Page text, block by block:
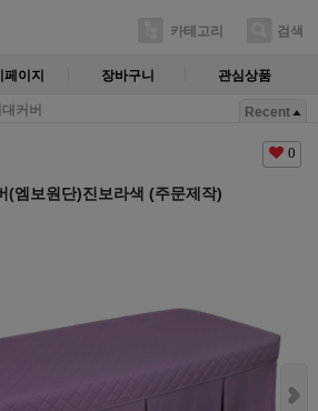
카테고리 검색
페이지 장바구니 관심상품
커버 Recent
0
(엠보원단)진보라색 (주문제작)